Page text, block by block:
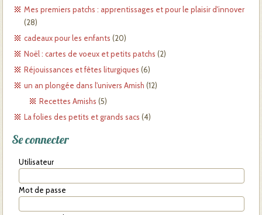
Mes premiers patchs : apprentissages et pour le plaisir d'innover
(28)
cadeaux pour les enfants (20)
Noël : cartes de voeux et petits patchs (2)
Réjouissances et fêtes liturgiques (6)
un an plongée dans l'univers Amish (12)
Recettes Amishs (5)
La folies des petits et grands sacs (4)
Se connecter
Utilisateur
Mot de passe